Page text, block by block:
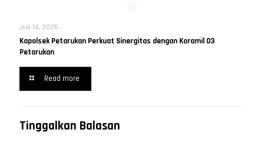
Juli 14, 2026
Kapolsek Petarukan Perkuat Sinergitas dengan Koramil 03
Petarukan
Read more
Tinggalkan Balasan